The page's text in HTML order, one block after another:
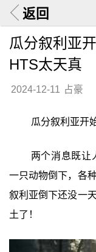
返回
瓜分叙利亚
HTS太天真
2024-12-11 占豪
瓜分叙利亚开
两个消息既让
一只动物倒下，各
叙利亚倒下还没一
土了！